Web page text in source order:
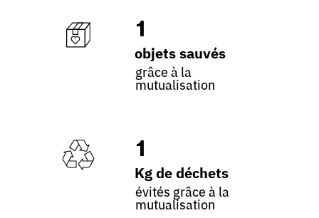
1
objets sauvés
grâce à la
mutualisation
1
Kg de déchets
évités grâce à la
mutualisation